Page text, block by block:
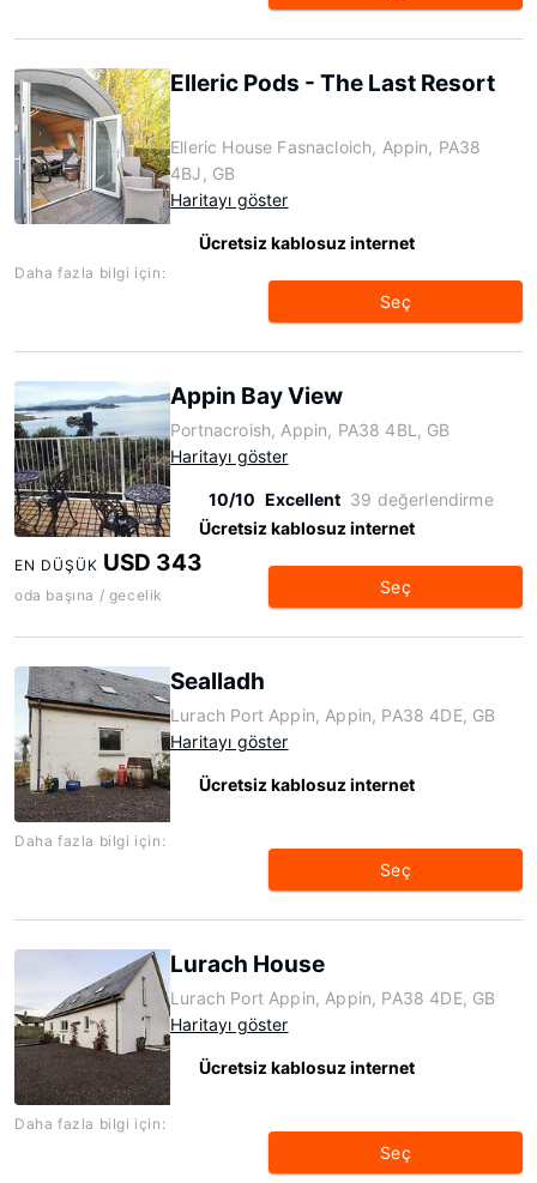
Elleric Pods - The Last Resort
Elleric House Fasnacloich, Appin, PA38
4BJ, GB
Haritayı göster
Ücretsiz kablosuz internet
Daha fazla bilgi için:
Seç
Appin Bay View
Portnacroish, Appin, PA38 4BL, GB
Haritayı göster
10/10 Excellent 39 değerlendirme
Ücretsiz kablosuz internet
EN DÜŞÜK USD 343
oda başına / gecelik Seç
Sealladh
Lurach Port Appin, Appin, PA38 4DE, GB
Haritayı göster
Ücretsiz kablosuz internet
Daha fazla bilgi için:
Seç
Lurach House
Lurach Port Appin, Appin, PA38 4DE, GB
Haritayı göster
Ücretsiz kablosuz internet
Daha fazla bilgi için:
Seç